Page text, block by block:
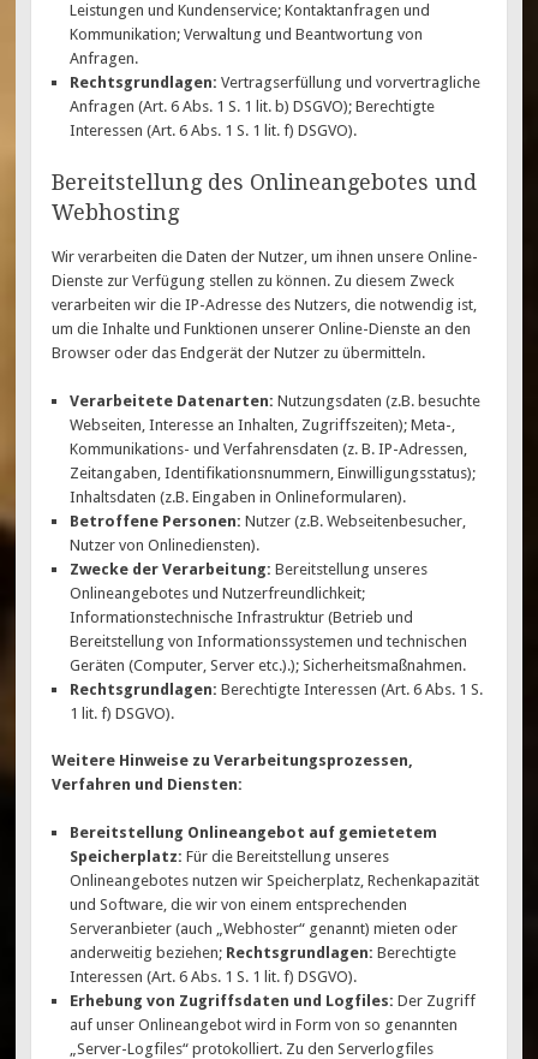
Leistungen und Kundenservice; Kontaktanfragen und
Kommunikation; Verwaltung und Beantwortung von
Anfragen.
Rechtsgrundlagen: Vertragserfüllung und vorvertragliche
Anfragen (Art. 6 Abs. 1 S. 1 lit. b) DSGVO); Berechtigte
Interessen (Art. 6 Abs. 1 S. 1 lit. f) DSGVO).
Bereitstellung des Onlineangebotes und
Webhosting
Wir verarbeiten die Daten der Nutzer, um ihnen unsere Online-
Dienste zur Verfügung stellen zu können. Zu diesem Zweck
verarbeiten wir die IP-Adresse des Nutzers, die notwendig ist,
um die Inhalte und Funktionen unserer Online-Dienste an den
Browser oder das Endgerät der Nutzer zu übermitteln.
Verarbeitete Datenarten: Nutzungsdaten (z.B. besuchte
Webseiten, Interesse an Inhalten, Zugriffszeiten); Meta-,
Kommunikations- und Verfahrensdaten (z. B. IP-Adressen,
Zeitangaben, Identifikationsnummern, Einwilligungsstatus);
Inhaltsdaten (z.B. Eingaben in Onlineformularen).
Betroffene Personen: Nutzer (z.B. Webseitenbesucher,
Nutzer von Onlinediensten).
Zwecke der Verarbeitung: Bereitstellung unseres
Onlineangebotes und Nutzerfreundlichkeit;
Informationstechnische Infrastruktur (Betrieb und
Bereitstellung von Informationssystemen und technischen
Geräten (Computer, Server etc.).); Sicherheitsmaßnahmen.
Rechtsgrundlagen: Berechtigte Interessen (Art. 6 Abs. 1 S.
1 lit. f) DSGVO).
Weitere Hinweise zu Verarbeitungsprozessen,
Verfahren und Diensten:
Bereitstellung Onlineangebot auf gemietetem
Speicherplatz:Für die Bereitstellung unseres
Onlineangebotes nutzen wir Speicherplatz, Rechenkapazität
und Software, die wir von einem entsprechenden
Serveranbieter (auch „Webhoster“ genannt) mieten oder
anderweitig beziehen; Rechtsgrundlagen: Berechtigte
Interessen (Art. 6 Abs. 1 S. 1 lit. f) DSGVO).
Erhebung von Zugriffsdaten und Logfiles:Der Zugriff
auf unser Onlineangebot wird in Form von so genannten
„Server-Logfiles“ protokolliert. Zu den Serverlogfiles